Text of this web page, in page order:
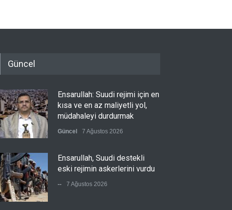
Güncel
Ensarullah: Suudi rejimi için en
kısa ve en az maliyetli yol,
müdahaleyi durdurmak
Güncel 7 Ağustos 2026
Ensarullah, Suudi destekli
eski rejimin askerlerini vurdu
-- 7 Ağustos 2026